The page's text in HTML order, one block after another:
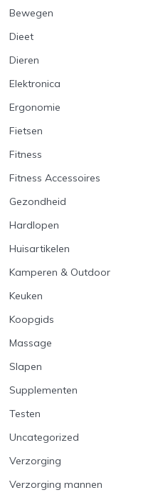
Bewegen
Dieet
Dieren
Elektronica
Ergonomie
Fietsen
Fitness
Fitness Accessoires
Gezondheid
Hardlopen
Huisartikelen
Kamperen & Outdoor
Keuken
Koopgids
Massage
Slapen
Supplementen
Testen
Uncategorized
Verzorging
Verzorging mannen